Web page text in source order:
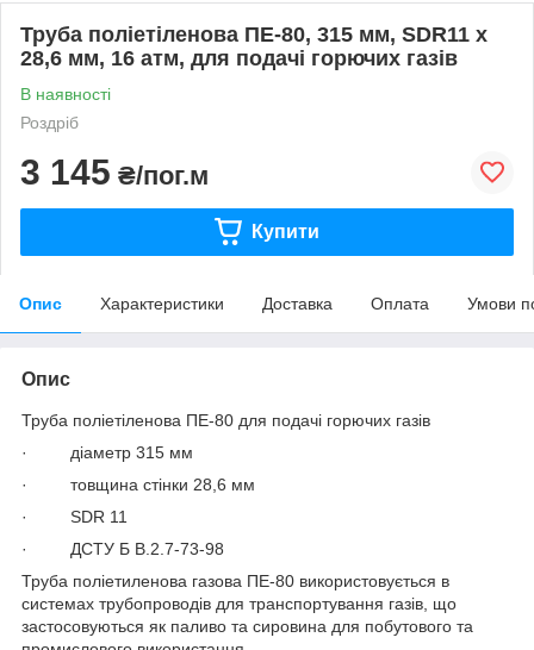
Труба поліетіленова ПЕ-80, 315 мм, SDR11 х
28,6 мм, 16 атм, для подачі горючих газів
В наявності
Роздріб
3 145 ₴/пог.м
Купити
Опис Характеристики Доставка Оплата Умови
Опис
Труба поліетіленова ПЕ-80 для подачі горючих газів
· діаметр 315 мм
· товщина стінки 28,6 мм
· SDR 11
· ДСТУ Б В.2.7-73-98
Труба поліетиленова газова ПЕ-80 використовується в
системах трубопроводів для транспортування газів, що
застосовуються як паливо та сировина для побутового та